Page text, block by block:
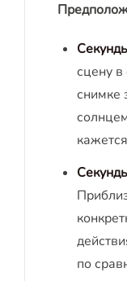
сцену
снимке
по